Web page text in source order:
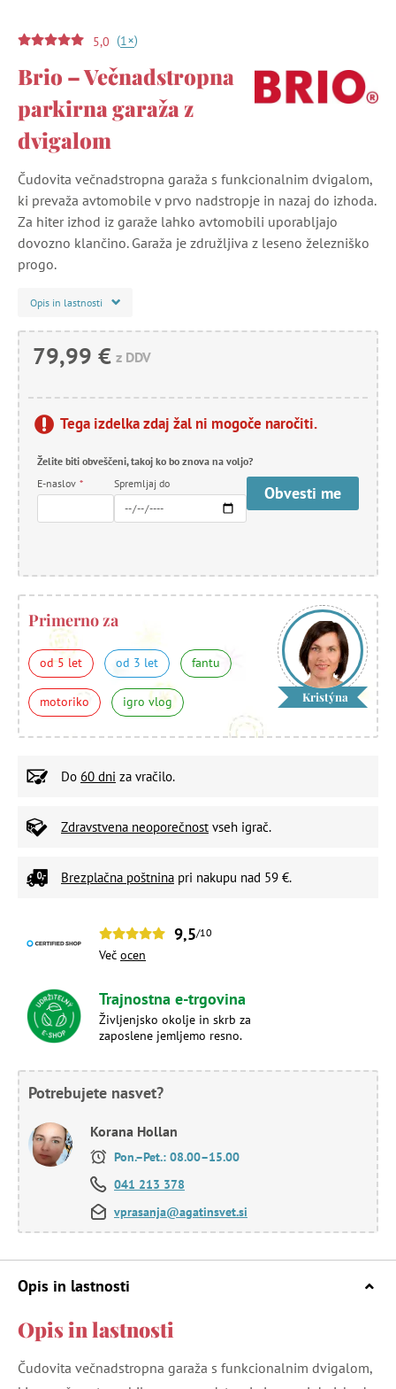
5,0 (1+)
Brio – Večnadstropna
parkirna garaža z
dvigalom
Čudovita večnadstropna garaža s funkcionalnim dvigalom,
ki prevaža avtomobile v prvo nadstropje in nazaj do izhoda.
Za hiter izhod iz garaže lahko avtomobili uporabljajo
dovozno klančino. Garaža je združljiva z leseno železniško
progo.
Opis in lastnosti
79,99 € z DDV
Tega izdelka zdaj žal ni mogoče naročiti.
Želite biti obveščeni, takoj ko bo znova na voljo?
E-naslov * Spremljaj do Obvesti me
Primerno za
od 5 let od 3 let fantu
motoriko igro vlog Kristýna
Do 60 dni za vračilo.
Zdravstvena neoporečnost vseh igrač.
Brezplačna poštnina pri nakupu nad 59 €.
9,5/10
Več ocen
Trajnostna e-trgovina
Življenjsko okolje in skrb za
zaposlene jemljemo resno.
Potrebujete nasvet?
Korana Hollan
Pon.–Pet.: 08.00–15.00
041 213 378
vprasanja@agatinsvet.si
Opis in lastnosti
Opis in lastnosti
Čudovita večnadstropna garaža s funkcionalnim dvigalom,